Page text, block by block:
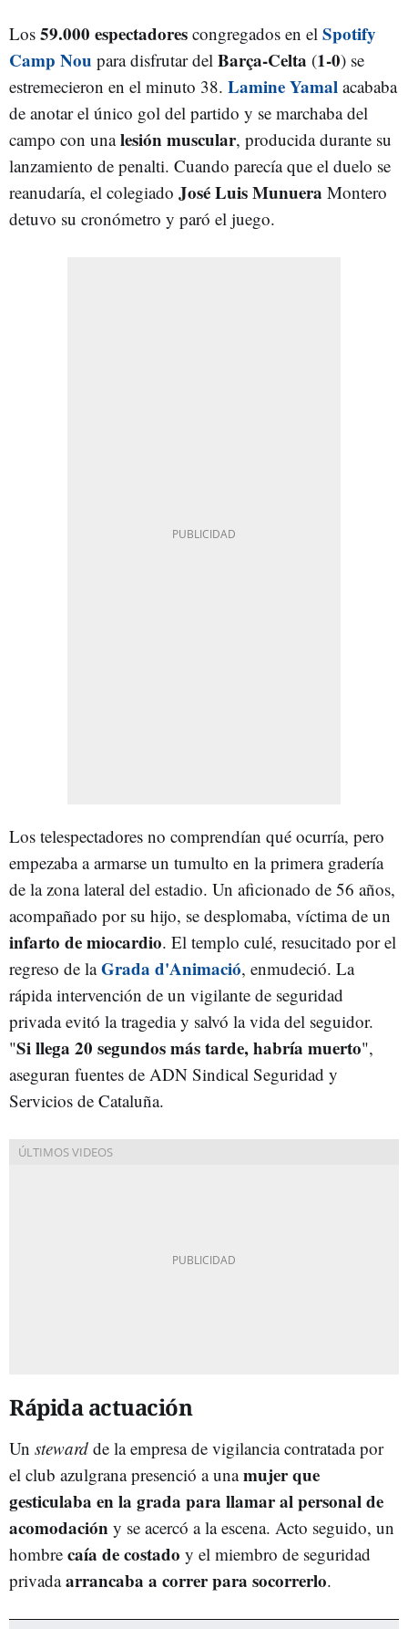
Los 59.000 espectadores congregados en el Spotify
Camp Nou para disfrutar del Barça-Celta (1-0) se
estremecieron en el minuto 38. Lamine Yamal acababa
de anotar el único gol del partido y se marchaba del
campo con unalesión muscular, producida durante su
lanzamiento de penalti. Cuando parecía que el duelo se
reanudaría, el colegiado José Luis Munuera Montero
detuvo su cronómetro y paró el juego.
Los telespectadores no comprendían qué ocurría, pero
empezaba a armarse un tumulto en la primera gradería
de la zona lateral del estadio. Un aficionado de 56 años,
acompañado por su hijo, se desplomaba, víctima de un
infarto de miocardio. El templo culé, resucitado por el
regreso de laGrada d'Animació, enmudeció. La
rápida intervención de un vigilante de seguridad
privada evitó la tragedia y salvó la vida del seguidor.
"Si llega 20 segundos más tarde, habría muerto",
aseguran fuentes de ADN Sindical Seguridad y
Servicios de Cataluña.
Rápida actuación
Un steward de la empresa de vigilancia contratada por
el club azulgrana presenció a unamujer que
gesticulaba en la grada para llamar al personal de
acomodación y se acercó a la escena. Acto seguido, un
hombre caía de costado y el miembro de seguridad
privadaarrancaba a correr para socorrerlo.